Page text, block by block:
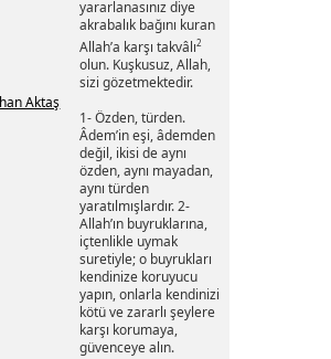
Aktaş
yararlanasınız diye
akrabalık bağını kuran
Allah’a karşı takvâlı2
olun. Kuşkusuz, Allah,
sizi gözetmektedir.
1- Özden, türden.
Âdem’in eşi, âdemden
değil, ikisi de aynı
özden, aynı mayadan,
aynı türden
yaratılmışlardır. 2-
Allah’ın buyruklarına,
içtenlikle uymak
suretiyle; o buyrukları
kendinize koruyucu
yapın, onlarla kendinizi
kötü ve zararlı şeylere
karşı korumaya,
güvenceye alın.